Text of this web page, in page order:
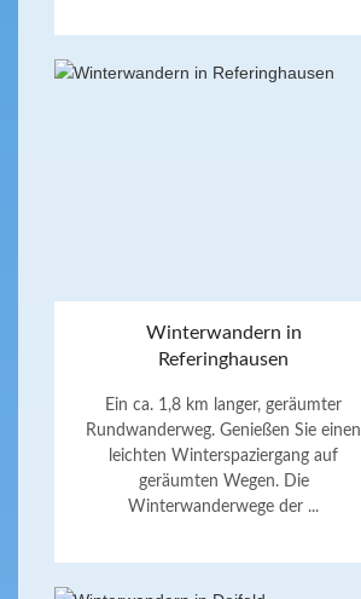
Winterwandern in
Referinghausen
Ein ca. 1,8 km langer, geräumter
Rundwanderweg. Genießen Sie einen
leichten Winterspaziergang auf
geräumten Wegen. Die
Winterwanderwege der ...